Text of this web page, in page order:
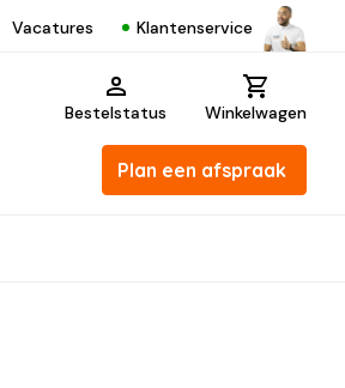
Vacatures Klantenservice
Bestelstatus Winkelwagen
Plan een afspraak